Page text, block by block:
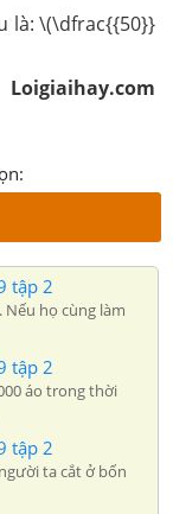
là: \(\dfrac{{50}}
Loigiaihay.com
tập 2
họ cùng làm
tập 2
áo trong thời
tập 2
ta cắt ở bốn